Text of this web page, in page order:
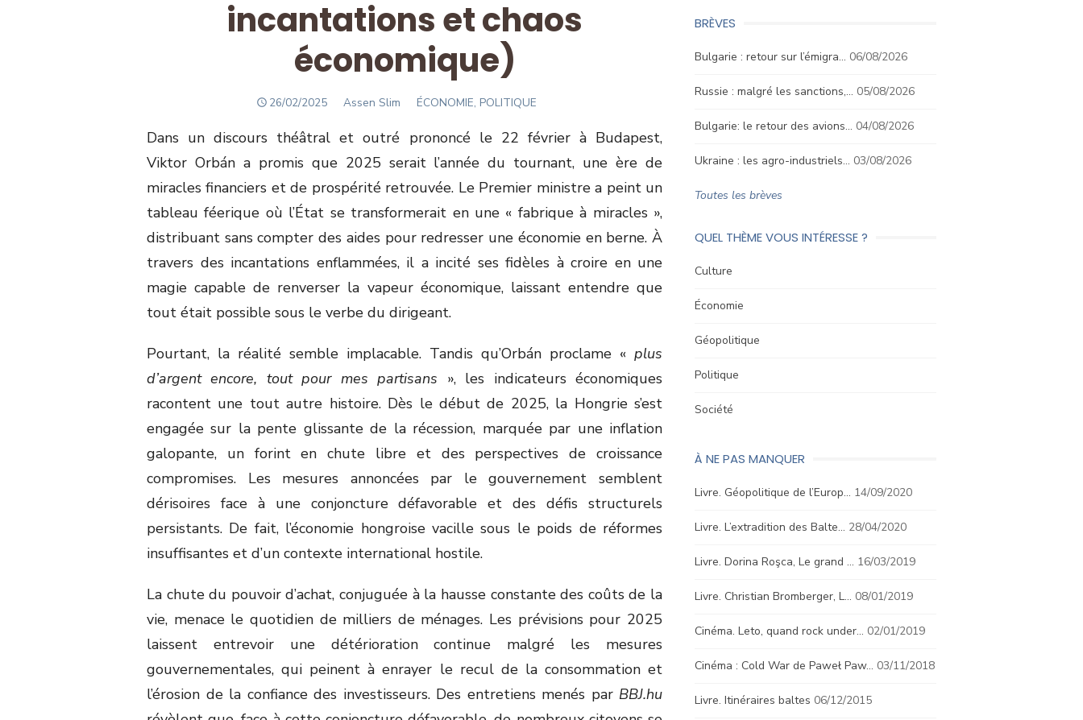
incantations et chaos
économique)
POSTED
26/02/2025 Author
Assen Slim ÉCONOMIE, POLITIQUE
Dans un discours théâtral et outré prononcé le 22 février à Budapest,
Viktor Orbán a promis que 2025 serait l’année du tournant, une ère de
miracles financiers et de prospérité retrouvée. Le Premier ministre a peint un
tableau féerique où l’État se transformerait en une « fabrique à miracles »,
distribuant sans compter des aides pour redresser une économie en berne. À
travers des incantations enflammées, il a incité ses fidèles à croire en une
magie capable de renverser la vapeur économique, laissant entendre que
tout était possible sous le verbe du dirigeant.
Pourtant, la réalité semble implacable. Tandis qu’Orbán proclame « plus
d’argent encore, tout pour mes partisans », les indicateurs économiques
racontent une tout autre histoire. Dès le début de 2025, la Hongrie s’est
engagée sur la pente glissante de la récession, marquée par une inflation
galopante, un forint en chute libre et des perspectives de croissance
compromises. Les mesures annoncées par le gouvernement semblent
dérisoires face à une conjoncture défavorable et des défis structurels
persistants. De fait, l’économie hongroise vacille sous le poids de réformes
insuffisantes et d’un contexte international hostile.
La chute du pouvoir d’achat, conjuguée à la hausse constante des coûts de la
vie, menace le quotidien de milliers de ménages. Les prévisions pour 2025
laissent entrevoir une détérioration continue malgré les mesures
gouvernementales, qui peinent à enrayer le recul de la consommation et
l’érosion de la confiance des investisseurs. Des entretiens menés par BBJ.hu
BRÈVES
Bulgarie : retour sur l’émigra… 06/08/2026
Russie : malgré les sanctions,… 05/08/2026
Bulgarie: le retour des avions… 04/08/2026
Ukraine : les agro-industriels… 03/08/2026
Toutes les brèves
QUEL THÈME VOUS INTÉRESSE ?
Culture
Économie
Géopolitique
Politique
Société
À NE PAS MANQUER
Livre. Géopolitique de l’Europ… 14/09/2020
Livre. L’extradition des Balte… 28/04/2020
Livre. Dorina Roşca, Le grand … 16/03/2019
Livre. Christian Bromberger, L… 08/01/2019
Cinéma. Leto, quand rock under… 02/01/2019
Cinéma : Cold War de Paweł Paw… 03/11/2018
Livre. Itinéraires baltes 06/12/2015